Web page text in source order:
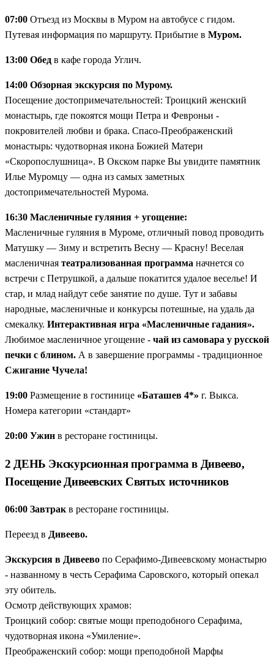
07:00 Отъезд из Москвы в Муром на автобусе с гидом.
Путевая информация по маршруту. Прибытие в Муром.
13:00 Обед в кафе города Углич.
14:00 Обзорная экскурсия по Мурому.
Посещение достопримечательностей: Троицкий женский
монастырь, где покоятся мощи Петра и Февроньи -
покровителей любви и брака. Спасо-Преображенский
монастырь: чудотворная икона Божией Матери
«Скоропослушница». В Окском парке Вы увидите памятник
Илье Муромцу — одна из самых заметных
достопримечательностей Мурома.
16:30 Масленичные гуляния + угощение:
Масленичные гуляния в Муроме, отличный повод проводить
Матушку — Зиму и встретить Весну — Красну! Веселая
масленичная театрализованная программа начнется со
встречи с Петрушкой, а дальше покатится удалое веселье! И
стар, и млад найдут себе занятие по душе. Тут и забавы
народные, масленичные и конкурсы потешные, на удаль да
смекалку. Интерактивная игра «Масленичные гадания».
Любимое масленичное угощение - чай из самовара у русской
печки с блином. А в завершение программы - традиционное
Сжигание Чучела!
19:00 Размещение в гостинице «Баташев 4*» г. Выкса.
Номера категории «стандарт»
20:00 Ужин в ресторане гостиницы.
2 ДЕНЬ Экскурсионная программа в Дивеево,
Посещение Дивеевских Святых источников
06:00 Завтракв ресторане гостиницы.
Переезд в Дивеево.
Экскурсия в Дивеево по Серафимо-Дивеевскому монастырю
- названному в честь Серафима Саровского, который опекал
эту обитель.
Осмотр действующих храмов:
Троицкий собор: святые мощи преподобного Серафима,
чудотворная икона «Умиление».
Преображенский собор: мощи преподобной Марфы